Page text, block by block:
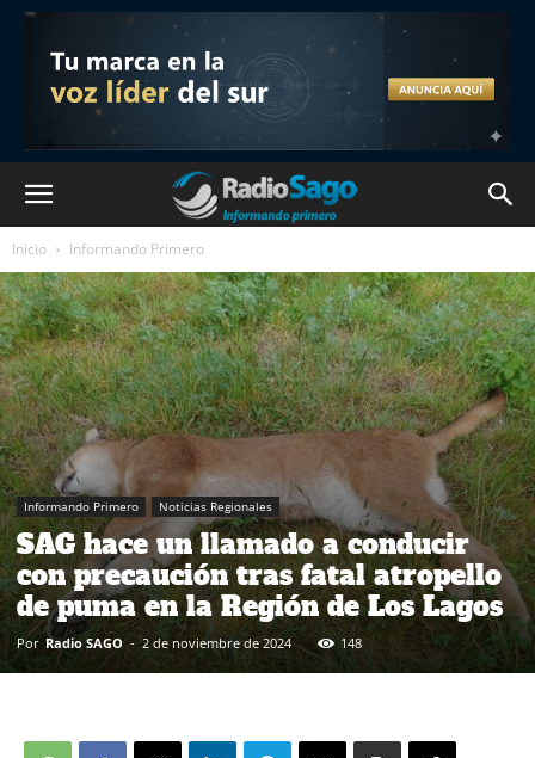
Inicio Informando Primero
Informando Primero Noticias Regionales
SAG hace un llamado a conducir
con precaución tras fatal atropello
de puma en la Región de Los Lagos
Por Radio SAGO - 2 de noviembre de 2024 148